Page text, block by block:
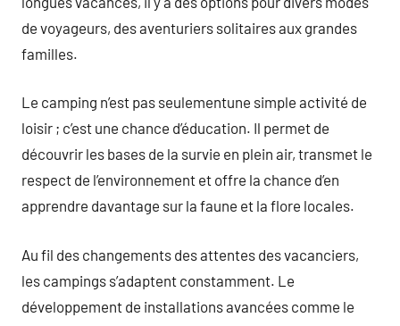
de voyageurs, des aventuriers solitaires aux grandes
familles.
Le camping n’est pas seulementune simple activité de
loisir ; c’est une chance d’éducation. Il permet de
découvrir les bases de la survie en plein air, transmet le
respect de l’environnement et offre la chance d’en
apprendre davantage sur la faune et la flore locales.
Au fil des changements des attentes des vacanciers,
les campings s’adaptent constamment. Le
développement de installations avancées comme le